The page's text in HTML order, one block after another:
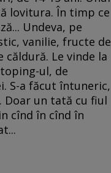
lovitura. În timp ce
Undeva, pe
vanilie, fructe de
Le vinde la
ul, de
S-a făcut întuneric,
Doar un tată cu fiul
cînd în cînd în